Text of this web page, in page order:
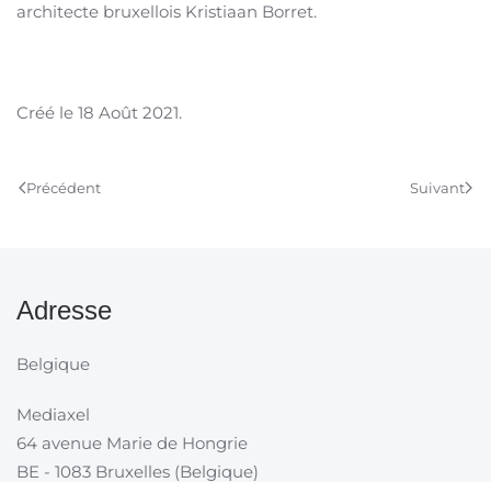
architecte bruxellois Kristiaan Borret.
Créé le 18 Août 2021.
Précédent Suivant
Adresse
Belgique
Mediaxel
64 avenue Marie de Hongrie
BE - 1083 Bruxelles (Belgique)